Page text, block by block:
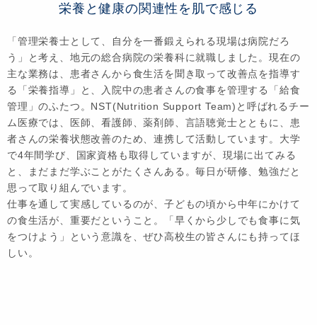
栄養と健康の関連性を肌で感じる
「管理栄養士として、自分を一番鍛えられる現場は病院だろ
う」と考え、地元の総合病院の栄養科に就職しました。現在の
主な業務は、患者さんから食生活を聞き取って改善点を指導す
る「栄養指導」と、入院中の患者さんの食事を管理する「給食
管理」のふたつ。NST(Nutrition Support Team)と呼ばれるチー
ム医療では、医師、看護師、薬剤師、言語聴覚士とともに、患
者さんの栄養状態改善のため、連携して活動しています。大学
で4年間学び、国家資格も取得していますが、現場に出てみる
と、まだまだ学ぶことがたくさんある。毎日が研修、勉強だと
思って取り組んでいます。
仕事を通して実感しているのが、子どもの頃から中年にかけて
の食生活が、重要だということ。「早くから少しでも食事に気
をつけよう」という意識を、ぜひ高校生の皆さんにも持ってほ
しい。